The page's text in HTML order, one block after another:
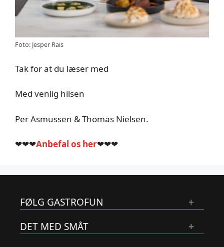
Foto: Jesper Rais
Tak for at du læser med
Med venlig hilsen
Per Asmussen & Thomas Nielsen.
❤❤❤Anbefal os her❤❤❤
FØLG GASTROFUN
DET MED SMÅT